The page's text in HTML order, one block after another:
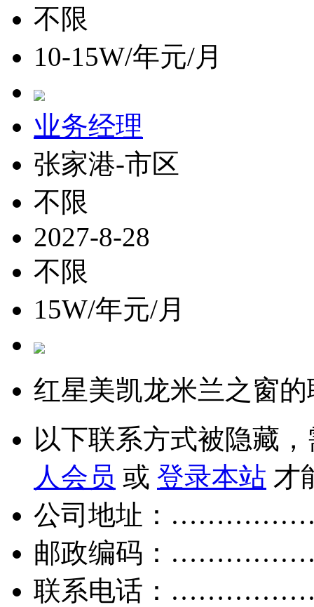
不限
10-15W/年元/月
业务经理
张家港-市区
不限
2027-8-28
不限
15W/年元/月
红星美凯龙米兰之窗
以下联系方式被隐藏
人会员 或 登录本站 才
公司地址：
邮政编码：
联系电话：